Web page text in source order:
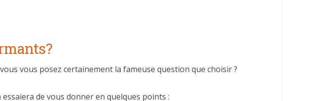
vous posez certainement la fameuse question que choisir ?
de vous donner en quelques points :